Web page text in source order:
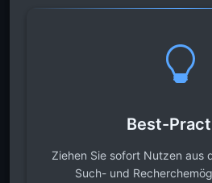
Best-
Ziehen Sie sofort Nutzen aus
Such- und